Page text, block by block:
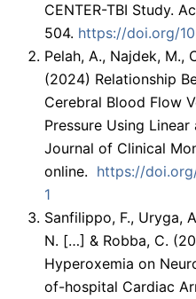
CENTER-TBI Study.
504. https://doi.org/
Pelah, A., Najdek, M.,
(2024) Relationship
Cerebral Blood Flow
Pressure Using
Journal of Clinical
online. https://
1
Sanfilippo, F., Uryga,
N. […] & Robba, C.
Hyperoxemia on
of-hospital Cardiac